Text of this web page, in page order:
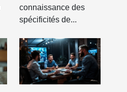
connaissance des
spécificités de...